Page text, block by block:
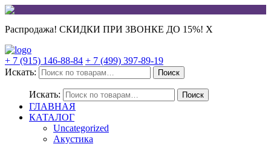
Распродажа! СКИДКИ ПРИ ЗВОНКЕ ДО 15%! X
+ 7 (915) 146-88-84 + 7 (499) 397-89-19
Искать:
Поиск
Искать: Поиск
ГЛАВНАЯ
КАТАЛОГ
Uncategorized
Акустика